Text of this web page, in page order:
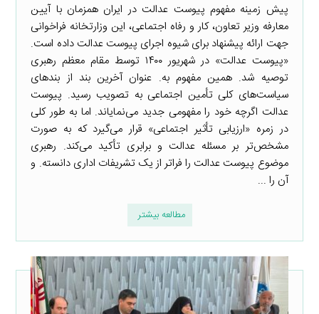
پیش زمینه مفهوم پیوست عدالت در ایران همزمان با آیین
معارفه وزیر تعاون، کار و رفاه اجتماعی، این وزارتخانه فراخوانی
جهت ارائه پیشنهاد برای شیوه اجرای پیوست عدالت داده است.
«پیوست عدالت» در شهریور ۱۴۰۰ توسط مقام معظم رهبری
توصیه شد. همین مفهوم به. عنوان آخرین بند از بندهای
سیاست‌های کلی تأمین اجتماعی به تصویب رسید. پیوست
عدالت اگرچه خود را مفهومی جدید می‌نمایاند. اما به طور کلی
در زمره «ارزیابی تأثیر اجتماعی» قرار می‌گیرد که به صورت
مشخص‌تر بر مسئله عدالت و برابری تأکید می‌کند. رهبری
موضوع پیوست عدالت را فراتر از یک تشریفات اداری دانسته. و
آن را ...
مطالعه بیشتر